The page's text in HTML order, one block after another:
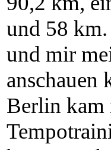
und 58
und mir
anschauen
Berlin kam